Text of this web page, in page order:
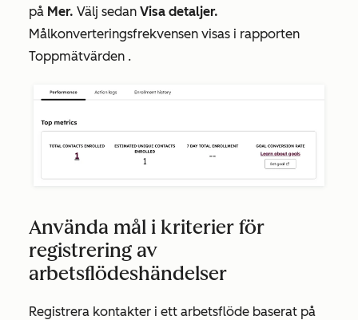
på Mer. Välj sedan Visa detaljer.
Målkonverteringsfrekvensen visas i rapporten
Toppmätvärden .
Använda mål i kriterier för
registrering av
arbetsflödeshändelser
Registrera kontakter i ett arbetsflöde baserat på